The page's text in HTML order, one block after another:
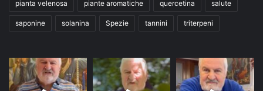
pianta velenosa piante aromatiche quercetina salute
saponine solanina Spezie tannini triterpeni